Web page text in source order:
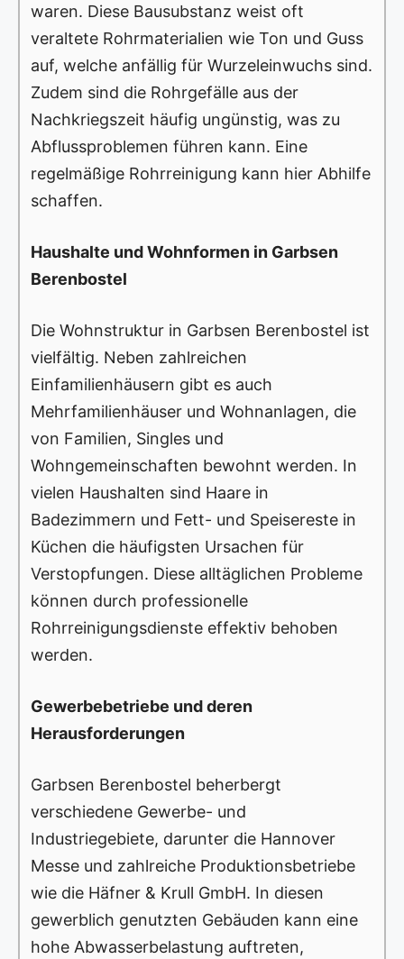
waren. Diese Bausubstanz weist oft
veraltete Rohrmaterialien wie Ton und Guss
auf, welche anfällig für Wurzeleinwuchs sind.
Zudem sind die Rohrgefälle aus der
Nachkriegszeit häufig ungünstig, was zu
Abflussproblemen führen kann. Eine
regelmäßige Rohrreinigung kann hier Abhilfe
schaffen.
Haushalte und Wohnformen in Garbsen
Berenbostel
Die Wohnstruktur in Garbsen Berenbostel ist
vielfältig. Neben zahlreichen
Einfamilienhäusern gibt es auch
Mehrfamilienhäuser und Wohnanlagen, die
von Familien, Singles und
Wohngemeinschaften bewohnt werden. In
vielen Haushalten sind Haare in
Badezimmern und Fett- und Speisereste in
Küchen die häufigsten Ursachen für
Verstopfungen. Diese alltäglichen Probleme
können durch professionelle
Rohrreinigungsdienste effektiv behoben
werden.
Gewerbebetriebe und deren
Herausforderungen
Garbsen Berenbostel beherbergt
verschiedene Gewerbe- und
Industriegebiete, darunter die Hannover
Messe und zahlreiche Produktionsbetriebe
wie die Häfner & Krull GmbH. In diesen
gewerblich genutzten Gebäuden kann eine
hohe Abwasserbelastung auftreten,